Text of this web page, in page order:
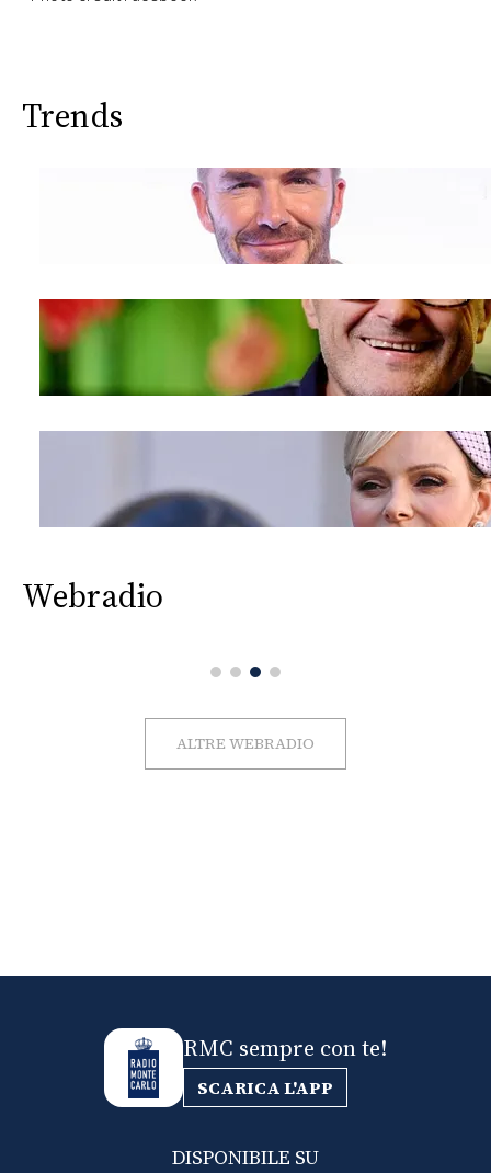
Trends
Webradio
ALTRE WEBRADIO
RMC sempre con te!
SCARICA L'APP
DISPONIBILE SU